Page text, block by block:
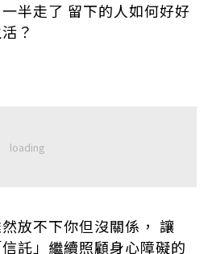
半走了 留下的人如何好好
？
放不下你但沒關係， 讓
信託」繼續照顧身心障礙的